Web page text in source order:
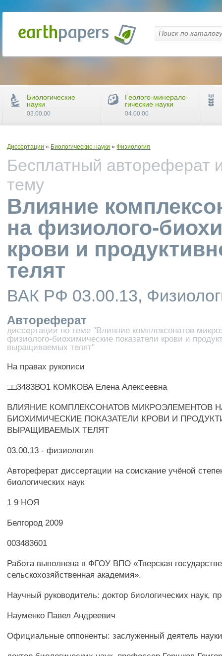
Диссертации » Биологические науки »Физиология
Бесплатный автореферат
тему
Влияние
на физиолого-
крови и
телят
ВАК РФ 03.00.13,
Автореферат
диссертации по теме "Влияние комплексонатов
физиолого-биохимические показатели крови и
выращиваемых телят"
На правах рукописи
□□3483ВО1 КОМКОВА Елена Алексеевна
ВЛИЯНИЕ КОМПЛЕКСОНАТОВ МИКРОЭЛЕМЕНТОВ
БИОХИМИЧЕСКИЕ ПОКАЗАТЕЛИ КРОВИ И
ВЫРАЩИВАЕМЫХ ТЕЛЯТ
03.00.13 - физиология
Автореферат диссертации на соискание учёной
биологических наук
1 9 НОЯ
Белгород 2009
003483601
Работа выполнена в ФГОУ ВПО «Тверская
сельскохозяйственная академия».
Научный руководитель: доктор биологических наук,
Науменко Павел Андреевич
Официальные оппоненты: заслуженный деятель
Биологические
науки
03.00.00
Геолого-минерало-
гические науки
04.00.00